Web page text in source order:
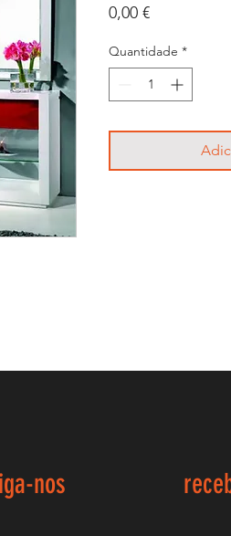
0,00 €Preço
Quantidade *
nos